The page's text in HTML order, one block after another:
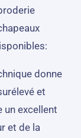
donne
et
un excellent
et de la